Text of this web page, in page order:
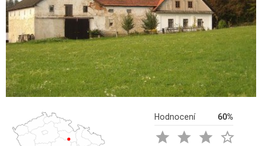
Hodnocení 60%
   